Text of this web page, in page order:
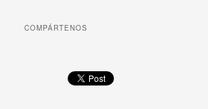
COMPÁRTENOS